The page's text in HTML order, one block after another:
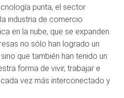
punta, el sector
industria de comercio
en la nube, que se expanden
no sólo han logrado un
que también han tenido un
forma de vivir, trabajar e
vez más interconectado y